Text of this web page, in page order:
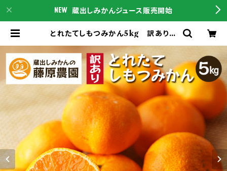
蔵出しみかんジュース販売開始
とれたてしもつみかん5kg 訳あり品
た早生みかんを産地直送でお届け |
蔵出しみかんの産地直送通販は蔵出
しみかんの藤原農園｜和歌山県海南
市下津町の特産品をこちらからご購入
下さい